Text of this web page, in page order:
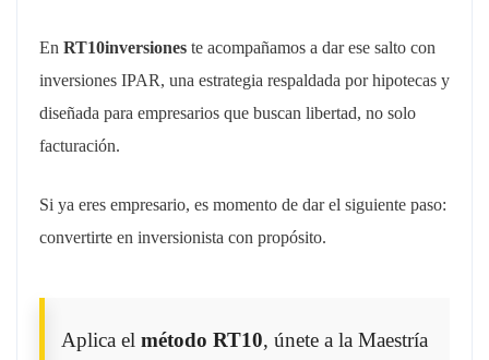
En RT10inversiones te acompañamos a dar ese salto con
inversiones IPAR, una estrategia respaldada por hipotecas y
diseñada para empresarios que buscan libertad, no solo
facturación.
Si ya eres empresario, es momento de dar el siguiente paso:
convertirte en inversionista con propósito.
Aplica el método RT10, únete a la Maestría